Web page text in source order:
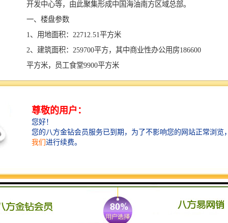
开发中心等，由此聚集形成中国海油南方区域总部。
一、楼盘参数
1、用地面积：22712.51平方米
2、建筑面积：259700平方，其中商业性办公用房186600
平方米，员工食堂9900平方米
3、建筑高度：高度200米
5、建筑层数：A座地上45层、地下5层；B座地上45层、
地下5层；其中15层、31层为避难层
6、容 积 率：18.59
8、层 高：4.2米，净高2.8米
9、管 理 费：22元/平，空调费12元/平
10、标 准层：2200平